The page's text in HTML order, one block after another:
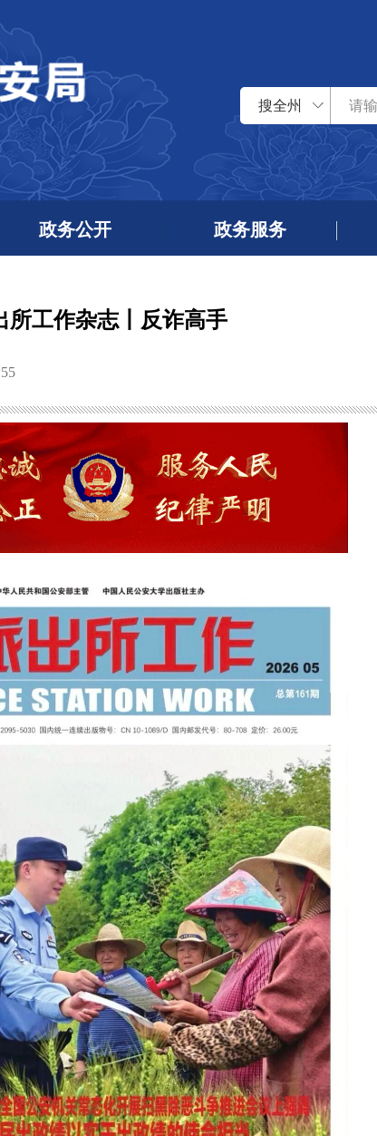
搜全州
政务公开 政务服务
所工作杂志丨反诈高手